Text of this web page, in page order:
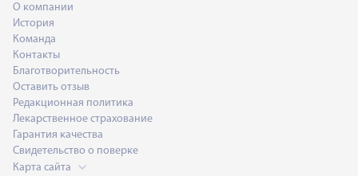
О компании
История
Команда
Контакты
Благотворительность
Оставить отзыв
Редакционная политика
Лекарственное страхование
Гарантия качества
Свидетельство о поверке
Карта сайта